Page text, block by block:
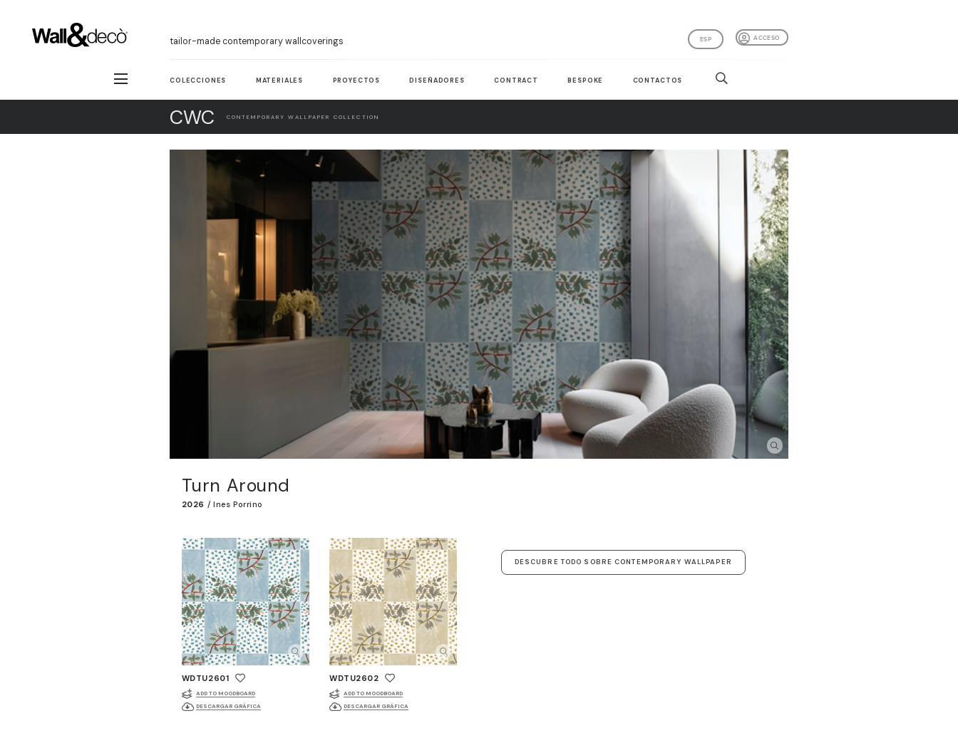
tailor-made contemporary wallcoverings ACCESO
ESP
COLECCIONES MATERIALES PROYECTOS DISEÑADORES CONTRACT BESPOKE CONTACTOS
CWC CONTEMPORARY WALLPAPER COLLECTION
Turn Around
2026 / Ines Porrino
WDTU2601
ADD TO MOODBOARD
DESCARGAR GRÁFICA
WDTU2602
ADD TO MOODBOARD
DESCARGAR GRÁFICA
DESCUBRE TODO SOBRE CONTEMPORARY WALLPAPER